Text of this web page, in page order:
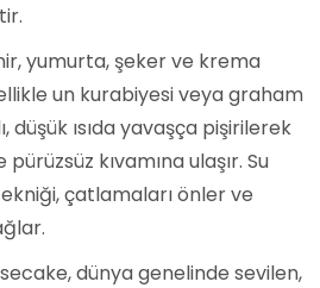
yumurta, şeker ve krema
un kurabiyesi veya graham
düşük ısıda yavaşça pişirilerek
kıvamına ulaşır. Su
çatlamaları önler ve
dünya genelinde sevilen,